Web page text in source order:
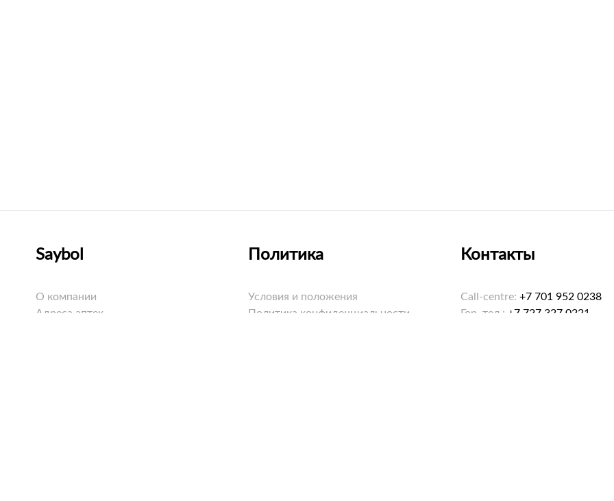
Saybol
О компании
Адреса аптек
Политика
Условия и положения
Политика конфиденциальности
Контакты
Call-centre: +7 701 952 0238
Гор. тел.: +7 727 327 0221